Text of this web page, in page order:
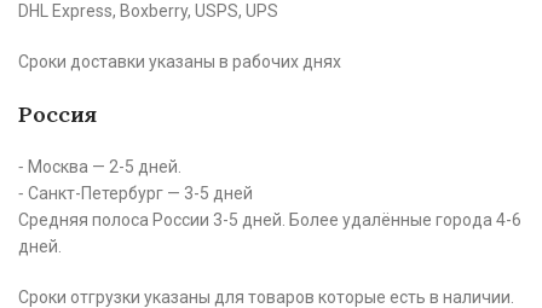
DHL Express, Boxberry, USPS, UPS
Сроки доставки указаны в рабочих днях
Россия
⁃ Москва — 2-5 дней.
⁃ Санкт-Петербург — 3-5 дней
Средняя полоса России 3-5 дней. Более удалённые города 4-6
дней.
Сроки отгрузки указаны для товаров которые есть в наличии.